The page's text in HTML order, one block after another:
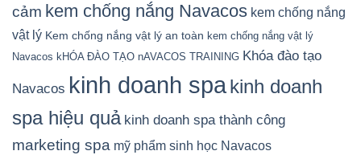
cảm kem chống nắng Navacos kem chống nắng
vật lý Kem chống nắng vật lý an toàn kem chống nắng vật lý
Navacos kHÓA ĐÀO TẠO nAVACOS TRAINING Khóa đào tạo
Navacos kinh doanh spa kinh doanh
spa hiệu quả kinh doanh spa thành công
marketing spa mỹ phẩm sinh học Navacos